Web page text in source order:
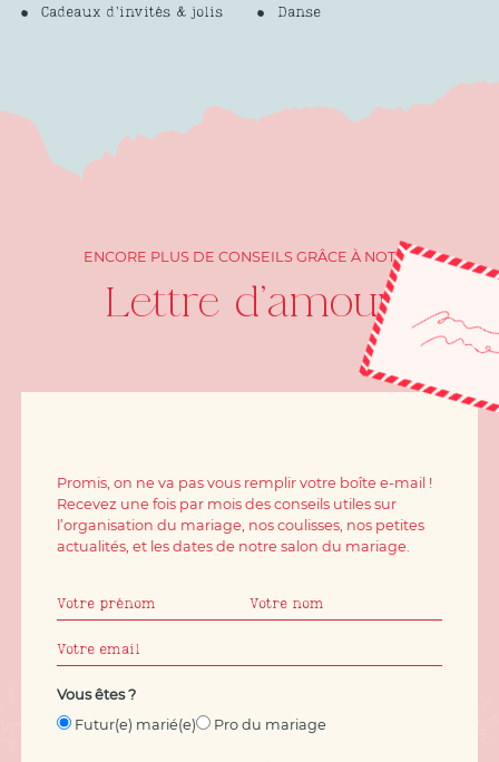
Cadeaux d’invités & jolis
Danse
ENCORE PLUS DE CONSEILS GRÂCE À NOTRE
Lettre d'amour
Vous êtes ?
Futur(e) marié(e)
Pro du mariage
Promis, on ne va pas vous remplir votre boîte e-mail !
Recevez une fois par mois des conseils utiles sur
l’organisation du mariage, nos coulisses, nos petites
actualités, et les dates de notre salon du mariage.